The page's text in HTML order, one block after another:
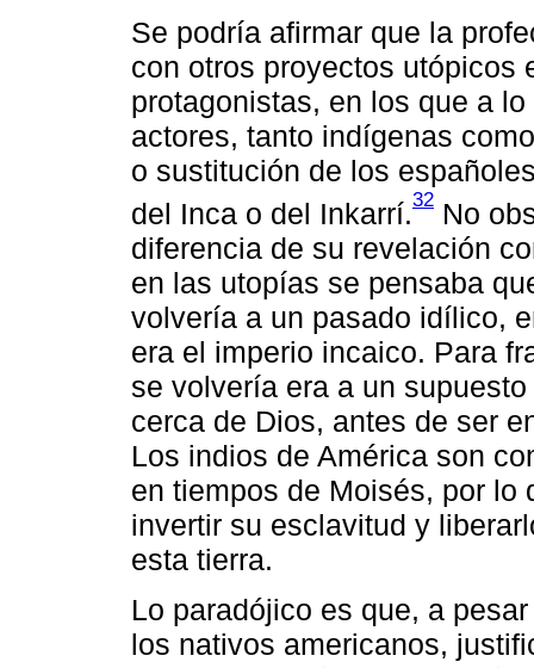
Se podría afirmar que la
con otros proyectos utópicos
protagonistas, en los que a
actores, tanto indígenas
o sustitución de los
del Inca o del Inkarrí.32 No
diferencia de su revelación
en las utopías se pensaba
volvería a un pasado idílico,
era el imperio incaico. Para
se volvería era a un
cerca de Dios, antes de ser
Los indios de América son
en tiempos de Moisés, por lo
invertir su esclavitud y
esta tierra.
Lo paradójico es que, a
los nativos americanos,